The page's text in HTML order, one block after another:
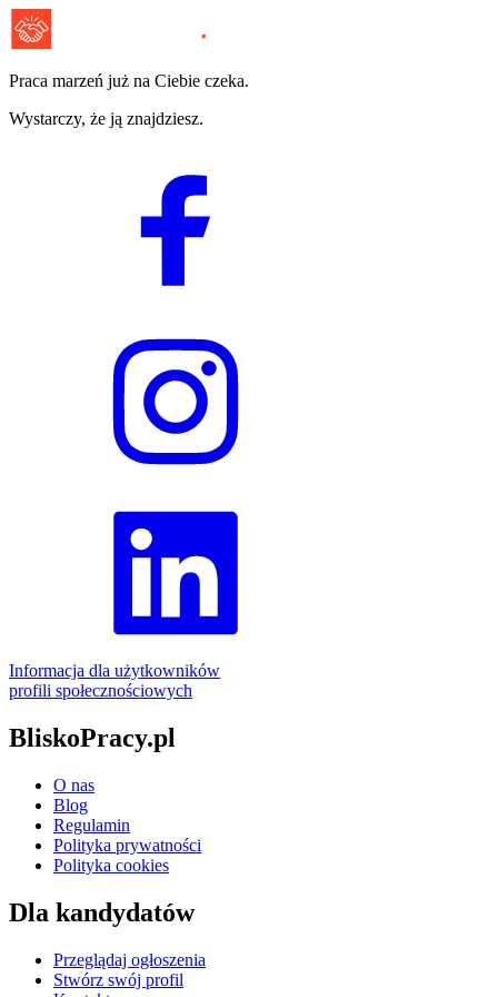
Praca marzeń już na Ciebie czeka.
Wystarczy, że ją znajdziesz.
Informacja dla użytkowników
profili społecznościowych
BliskoPracy.pl
O nas
Blog
Regulamin
Polityka prywatności
Polityka cookies
Dla kandydatów
Przeglądaj ogłoszenia
Stwórz swój profil